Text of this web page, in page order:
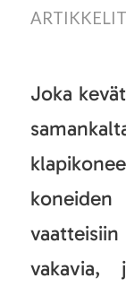
ARTIKKELIT
Joka
vakavia,